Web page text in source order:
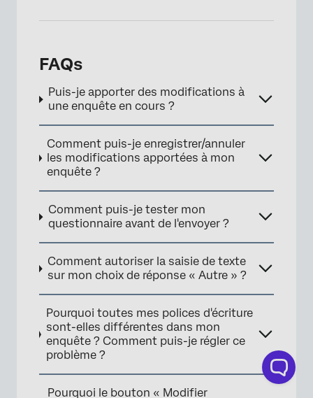
FAQs
Puis-je apporter des modifications à
une enquête en cours ?
Comment puis-je enregistrer/annuler
les modifications apportées à mon
enquête ?
Comment puis-je tester mon
questionnaire avant de l'envoyer ?
Comment autoriser la saisie de texte
sur mon choix de réponse « Autre » ?
Pourquoi toutes mes polices d'écriture
sont-elles différentes dans mon
enquête ? Comment puis-je régler ce
problème ?
Pourquoi le bouton « Modifier